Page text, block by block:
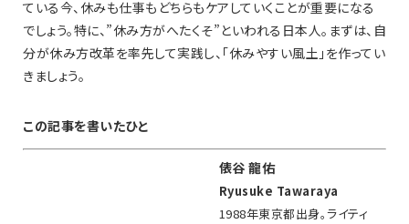
ている今、休みも仕事もどちらもケアしていくことが重要になる
でしょう。特に、”休み方がへたくそ”といわれる日本人。まずは、自
分が休み方改革を率先して実践し、「休みやすい風土」を作ってい
きましょう。
この記事を書いたひと
俵谷 龍佑
Ryusuke Tawaraya
1988年東京都出身。ライティ